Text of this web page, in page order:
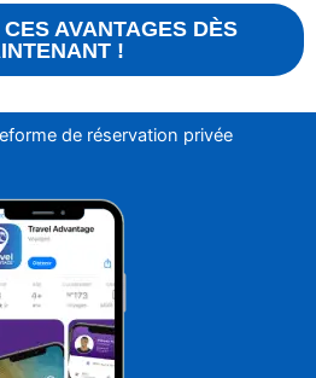
AVANTAGES DÈS
!
de réservation privée